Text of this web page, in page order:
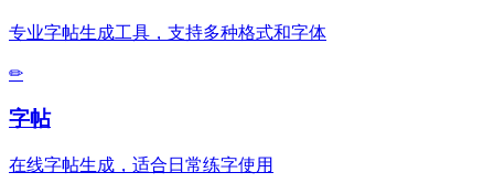
专业字帖生成工具，支持多种格式和字体
✏
字帖
在线字帖生成，适合日常练字使用